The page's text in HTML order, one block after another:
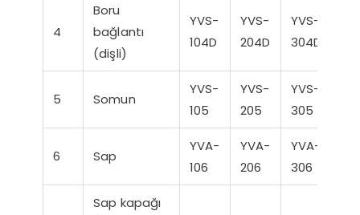
4
Boru
bağlantı
(dişli)
YVS-
104D
YVS-
204D
YVS-
304D
5 Somun
YVS-
105
YVS-
205
YVS-
305
6 Sap
YVA-
106
YVA-
206
YVA-
306
Sap kapağı